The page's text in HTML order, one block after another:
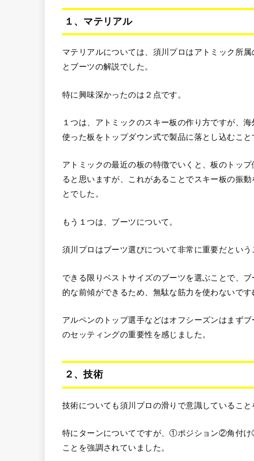
１、マテリアル
マテリアルについては、須川プロはアトミック所
とブーツの解説でした。
特に興味深かったのは２点です。
１つは、アトミックのスキー板の作り方ですが、
使った板をトップダウン式で製品に落とし込むこ
アトミックの最近の板の特徴でいくと、板のトッ
ると思いますが、これがあることでスキー板の振
とでした。
もう１つは、ブーツについて。
須川プロはブーツ選びについて非常に重要だという
できる限りベストサイズのブーツを選ぶことで、
的な前傾ができるため、無駄な筋力を使わないです
アルペンのトップ選手などはオフシーズンはまず
のセッティングの重要性を感じました。
２、技術
技術についても須川プロの滑りで意識していること
特にターンについてですが、①ポジション②角付
ことを強調されていました。